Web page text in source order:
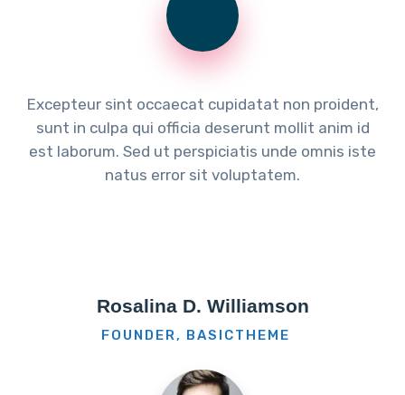
Excepteur sint occaecat cupidatat non proident,
sunt in culpa qui officia deserunt mollit anim id
est laborum. Sed ut perspiciatis unde omnis iste
natus error sit voluptatem.
Rosalina D. Williamson
FOUNDER, BASICTHEME